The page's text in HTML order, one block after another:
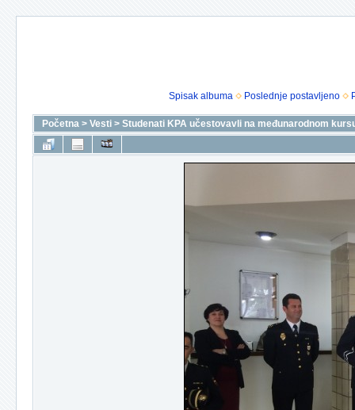
Spisak albuma Poslednje postavljeno
Početna > Vesti > Studenati KPA učestovavli na međunarodnom